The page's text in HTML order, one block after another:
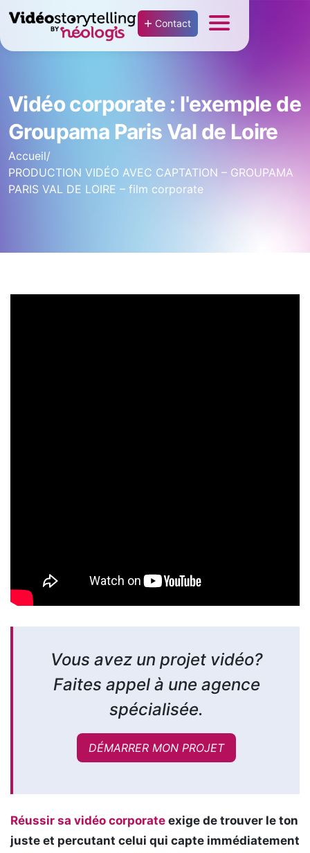
Contact
Vidéo corporate : l'exemple de
Groupama Paris Val de Loire
Accueil/
PRODUCTION VIDÉO AVEC CAPTATION – GROUPAMA
PARIS VAL DE LOIRE – film corporate
Vous avez un projet vidéo?
Faites appel à une agence
spécialisée.
DÉMARRER MON PROJET
Réussir sa vidéo corporate exige de trouver le ton
juste et percutant celui qui capte immédiatement